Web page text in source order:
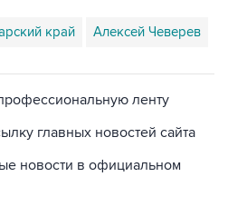
край Алексей Чеверев
ленту
главных новостей сайта
новости в официальном